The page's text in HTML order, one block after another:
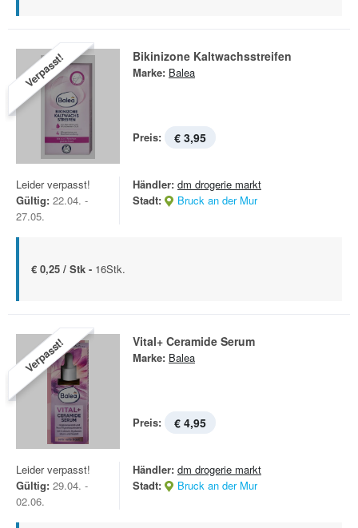
Verpasst! Bikinizone Kaltwachsstreifen
Marke: Balea
Preis: € 3,95
Leider verpasst!
Gültig: 22.04. -
27.05.
Händler: dm drogerie markt
Stadt:
Bruck an der Mur
€ 0,25 / Stk - 16Stk.
Verpasst! Vital+ Ceramide Serum
Marke: Balea
Preis: € 4,95
Leider verpasst!
Gültig: 29.04. -
02.06.
Händler: dm drogerie markt
Stadt:
Bruck an der Mur